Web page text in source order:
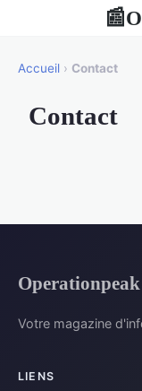
📰
Accueil › Contact
Contact
Operationpeak
Votre magazine
LIENS